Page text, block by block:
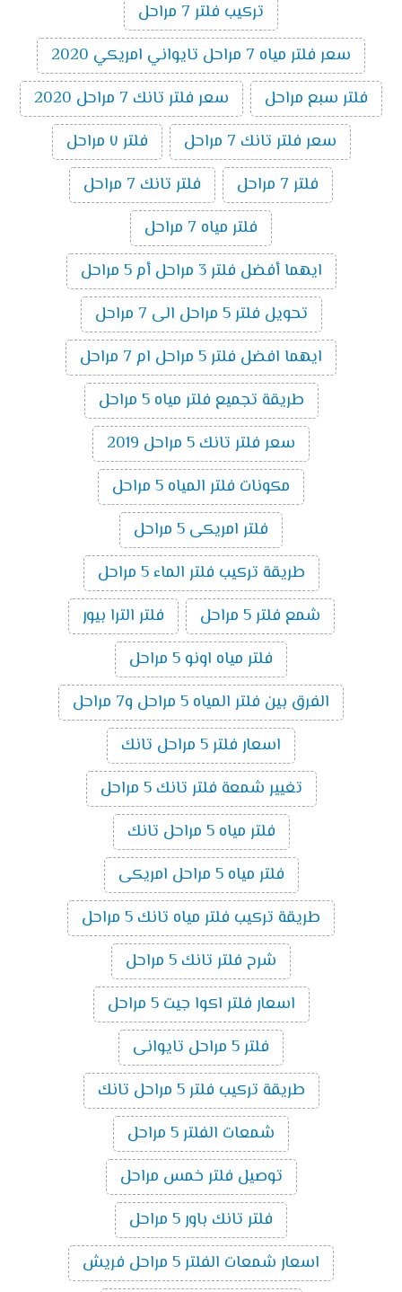
تركيب فلتر 7 مراحل
سعر فلتر مياه 7 مراحل تايواني امريكي 2020
فلتر سبع مراحل
سعر فلتر تانك 7 مراحل 2020
سعر فلتر تانك 7 مراحل
فلتر ٧ مراحل
فلتر 7 مراحل
فلتر تانك 7 مراحل
فلتر مياه 7 مراحل
ايهما أفضل فلتر 3 مراحل أم 5 مراحل
تحويل فلتر 5 مراحل الى 7 مراحل
ايهما افضل فلتر 5 مراحل ام 7 مراحل
طريقة تجميع فلتر مياه 5 مراحل
سعر فلتر تانك 5 مراحل 2019
مكونات فلتر المياه 5 مراحل
فلتر امريكى 5 مراحل
طريقة تركيب فلتر الماء 5 مراحل
شمع فلتر 5 مراحل
فلتر الترا بيور
فلتر مياه اونو 5 مراحل
الفرق بين فلتر المياه 5 مراحل و7 مراحل
اسعار فلتر 5 مراحل تانك
تغيير شمعة فلتر تانك 5 مراحل
فلتر مياه 5 مراحل تانك
فلتر مياه 5 مراحل امريكى
طريقة تركيب فلتر مياه تانك 5 مراحل
شرح فلتر تانك 5 مراحل
اسعار فلتر اكوا جيت 5 مراحل
فلتر 5 مراحل تايوانى
طريقة تركيب فلتر 5 مراحل تانك
شمعات الفلتر 5 مراحل
توصيل فلتر خمس مراحل
فلتر تانك باور 5 مراحل
اسعار شمعات الفلتر 5 مراحل فريش